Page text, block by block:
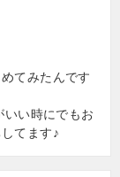
てみたんです
いい時にでもお
てます♪